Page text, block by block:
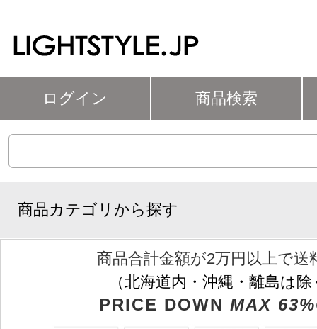
ログイン 商品検索
商品カテゴリから探す
商品合計金額が2万円以上で送
（北海道内・沖縄・離島は
PRICE DOWN MAX